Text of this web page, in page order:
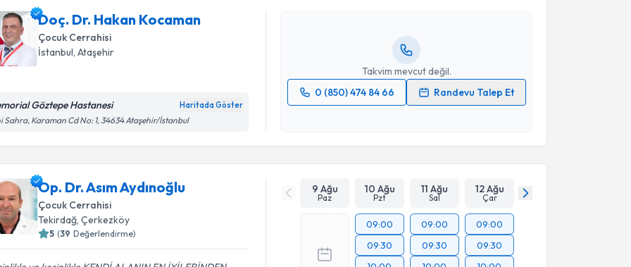
Doç. Dr. Hakan Kocaman
Çocuk Cerrahisi
İstanbul , Ataşehir
Göztepe Hastanesi Haritada Göster
Sahra, Karaman Cd No: 1, 34634 Ataşehir/İstanbul
Takvim mevcut değil.
0 (850) 474 84 66
Randevu Talep Et
Takvim Talebini Gönder
Op. Dr. Asım Aydınoğlu
Çocuk Cerrahisi
Tekirdağ , Çerkezköy
5 (39 Değerlendirme)
9 Ağu
Paz
10 Ağu
Pzt
11 Ağu
Sal
12 Ağu
Çar
09:00
09:30
09:00
09:30
09:00
09:30